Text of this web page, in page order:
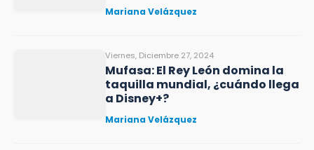
Mariana Velázquez
Viernes, Diciembre 27, 2024
Mufasa: El Rey León domina la
taquilla mundial, ¿cuándo llega
a Disney+?
Mariana Velázquez